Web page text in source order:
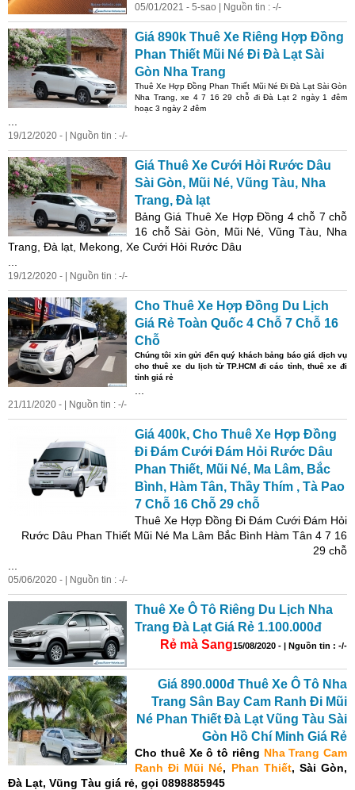
05/01/2021 - 5-sao | Nguồn tin : -/-
Giá 890k Thuê Xe Riêng Hợp Đồng
Phan Thiết Mũi Né Đi Đà Lạt Sài
Gòn Nha Trang
Thuê Xe Hợp Đồng Phan Thiết Mũi Né Đi Đà Lạt Sài Gòn
Nha Trang, xe 4 7 16 29 chỗ đi Đà Lạt 2 ngày 1 đêm
hoạc 3 ngày 2 đêm
19/12/2020 - | Nguồn tin : -/-
Giá Thuê Xe Cưới Hỏi Rước Dâu
Sài Gòn, Mũi Né, Vũng Tàu, Nha
Trang, Đà lạt
Bảng Giá Thuê Xe Hợp Đồng 4 chỗ 7 chỗ
16 chỗ Sài Gòn, Mũi Né, Vũng Tàu, Nha
Trang, Đà lạt, Mekong, Xe Cưới Hỏi Rước Dâu
19/12/2020 - | Nguồn tin : -/-
Cho Thuê Xe Hợp Đồng Du Lịch
Giá Rẻ Toàn Quốc 4 Chỗ 7 Chỗ 16
Chỗ
Chúng tôi xin gửi đến quý khách bảng báo giá dịch vụ
cho thuê xe du lịch từ TP.HCM đi các tỉnh, thuê xe đi
tỉnh giá rẻ
21/11/2020 - | Nguồn tin : -/-
Giá 400k, Cho Thuê Xe Hợp Đồng
Đi Đám Cưới Đám Hỏi Rước Dâu
Phan Thiết, Mũi Né, Ma Lâm, Bắc
Bình, Hàm Tân, Thầy Thím , Tà Pao
7 Chỗ 16 Chỗ 29 chỗ
Thuê Xe Hợp Đồng Đi Đám Cưới Đám Hỏi
Rước Dâu Phan Thiết Mũi Né Ma Lâm Bắc Bình Hàm Tân 4 7 16
29 chỗ
05/06/2020 - | Nguồn tin : -/-
Thuê Xe Ô Tô Riêng Du Lịch Nha
Trang Đà Lạt Giá Rẻ 1.100.000đ
Rẻ mà Sang15/08/2020 - | Nguồn tin : -/-
Giá 890.000đ Thuê Xe Ô Tô Nha
Trang Sân Bay Cam Ranh Đi Mũi
Né Phan Thiết Đà Lạt Vũng Tàu Sài
Gòn Hồ Chí Minh Giá Rẻ
Cho thuê Xe ô tô riêng Nha Trang Cam
Ranh Đi Mũi Né, Phan Thiết, Sài Gòn,
Đà Lạt, Vũng Tàu giá rẻ, gọi 0898885945